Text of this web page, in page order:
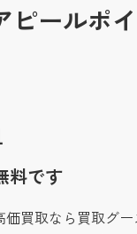
ピールポ
料です
価買取なら買取グ